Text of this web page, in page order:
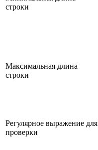
строки
Максимальная длина
строки
Регулярное выражение для
проверки